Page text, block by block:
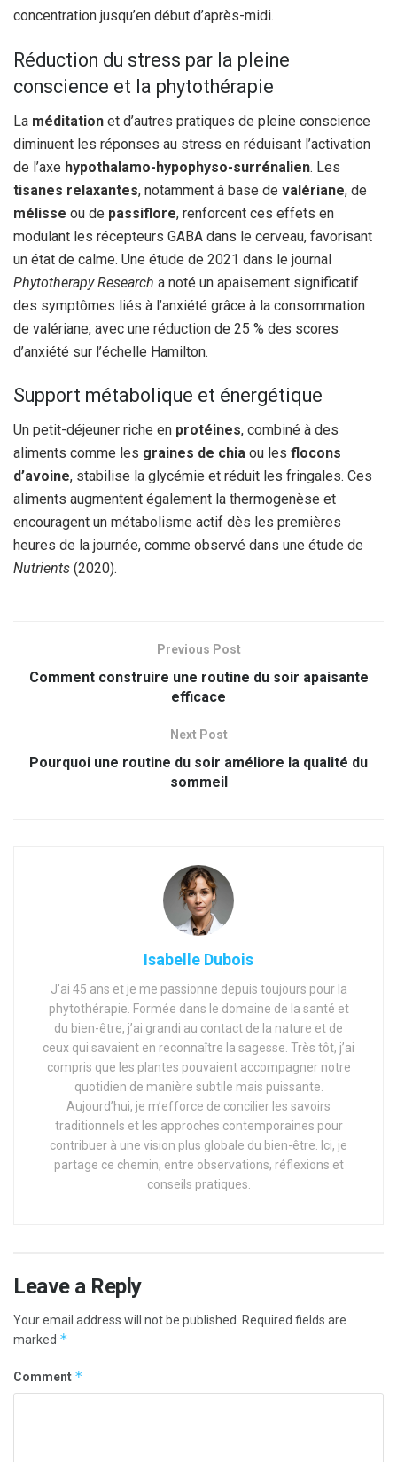
concentration jusqu’en début d’après-midi.
Réduction du stress par la pleine
conscience et la phytothérapie
La méditation et d’autres pratiques de pleine conscience
diminuent les réponses au stress en réduisant l’activation
de l’axe hypothalamo-hypophyso-surrénalien. Les
tisanes relaxantes, notamment à base de valériane, de
mélisse ou de passiflore, renforcent ces effets en
modulant les récepteurs GABA dans le cerveau, favorisant
un état de calme. Une étude de 2021 dans le journal
Phytotherapy Research a noté un apaisement significatif
des symptômes liés à l’anxiété grâce à la consommation
de valériane, avec une réduction de 25 % des scores
d’anxiété sur l’échelle Hamilton.
Support métabolique et énergétique
Un petit-déjeuner riche en protéines, combiné à des
aliments comme les graines de chia ou les flocons
d’avoine, stabilise la glycémie et réduit les fringales. Ces
aliments augmentent également la thermogenèse et
encouragent un métabolisme actif dès les premières
heures de la journée, comme observé dans une étude de
Nutrients (2020).
Previous Post
Comment construire une routine du soir apaisante
efficace
Next Post
Pourquoi une routine du soir améliore la qualité du
sommeil
Isabelle Dubois
J’ai 45 ans et je me passionne depuis toujours pour la
phytothérapie. Formée dans le domaine de la santé et
du bien-être, j’ai grandi au contact de la nature et de
ceux qui savaient en reconnaître la sagesse. Très tôt, j’ai
compris que les plantes pouvaient accompagner notre
quotidien de manière subtile mais puissante.
Aujourd’hui, je m’efforce de concilier les savoirs
traditionnels et les approches contemporaines pour
contribuer à une vision plus globale du bien-être. Ici, je
partage ce chemin, entre observations, réflexions et
conseils pratiques.
Leave a Reply
Your email address will not be published.
Required fields are
marked *
Comment *